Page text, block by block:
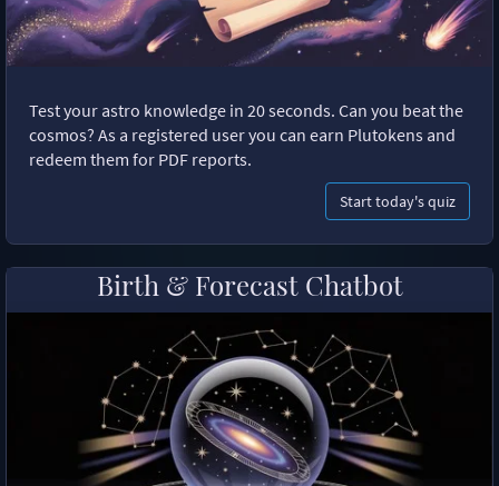
Test your astro knowledge in 20 seconds. Can you beat the
cosmos? As a registered user you can earn Plutokens and
redeem them for PDF reports.
Start today's quiz
Birth & Forecast Chatbot